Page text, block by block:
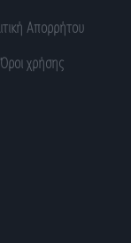
Απορρήτου
Όροι χρήσης